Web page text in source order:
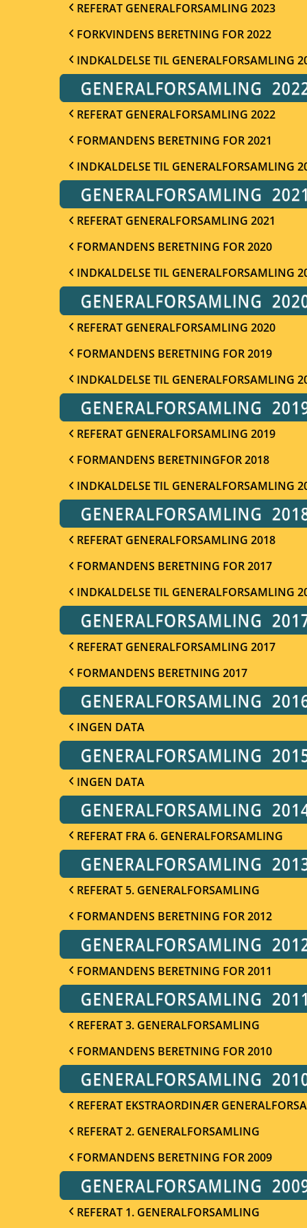
REFERAT GENERALFORSAMLING 2023
FORKVINDENS BERETNING FOR 2022
INDKALDELSE TIL GENERALFORSAMLING
REFERAT GENERALFORSAMLING 2022
FORMANDENS BERETNING FOR 2021
INDKALDELSE TIL GENERALFORSAMLING
REFERAT GENERALFORSAMLING 2021
FORMANDENS BERETNING FOR 2020
INDKALDELSE TIL GENERALFORSAMLING
REFERAT GENERALFORSAMLING 2020
FORMANDENS BERETNING FOR 2019
INDKALDELSE TIL GENERALFORSAMLING
REFERAT GENERALFORSAMLING 2019
FORMANDENS BERETNINGFOR 2018
INDKALDELSE TIL GENERALFORSAMLING
REFERAT GENERALFORSAMLING 2018
FORMANDENS BERETNING FOR 2017
INDKALDELSE TIL GENERALFORSAMLING
REFERAT GENERALFORSAMLING 2017
FORMANDENS BERETNING 2017
INGEN DATA
INGEN DATA
REFERAT FRA 6. GENERALFORSAMLING
REFERAT 5. GENERALFORSAMLING
FORMANDENS BERETNING FOR 2012
FORMANDENS BERETNING FOR 2011
REFERAT 3. GENERALFORSAMLING
FORMANDENS BERETNING FOR 2010
REFERAT EKSTRAORDINÆR
REFERAT 2. GENERALFORSAMLING
FORMANDENS BERETNING FOR 2009
REFERAT 1. GENERALFORSAMLING